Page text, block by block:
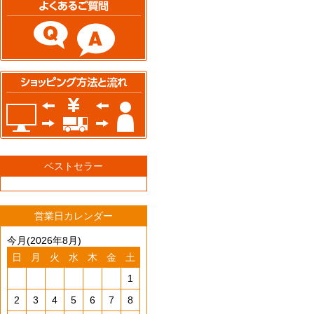
ベストセラー
営業日カレンダー
今月(2026年8月)
日
月 火 水 木 金
土
1
2
3 4 5 6 7 8